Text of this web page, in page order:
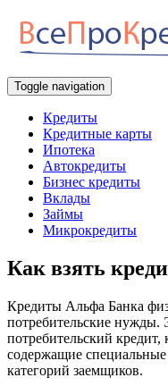
Toggle navigation
Кредиты
Кредитные карты
Ипотека
Автокредиты
Бизнес кредиты
Вклады
Займы
Микрокредиты
Как взять
Кредиты Альфа Банка
потребительские нужды.
потребительский
содержащие
категорий заемщиков.